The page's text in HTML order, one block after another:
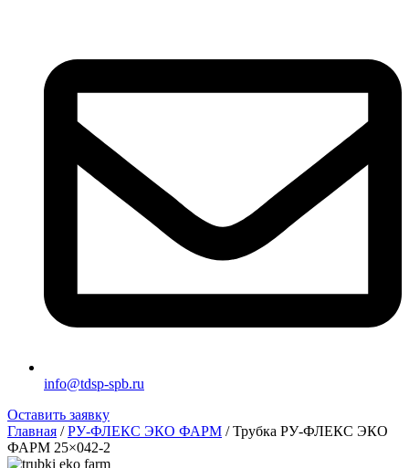
info@tdsp-spb.ru
Оставить заявку
Главная /РУ-ФЛЕКС ЭКО ФАРМ / Трубка РУ-ФЛЕКС ЭКО
ФАРМ 25×042-2